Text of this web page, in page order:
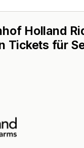
Holland
Tickets für